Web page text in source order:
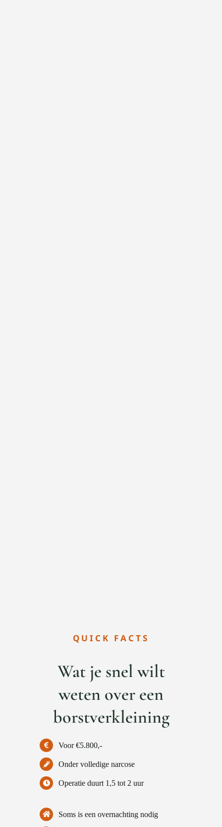
QUICK FACTS
Wat je snel wilt
weten over een
borstverkleining
Voor €5.800,-
Onder volledige narcose
Operatie duurt 1,5 tot 2 uur
Soms is een overnachting nodig